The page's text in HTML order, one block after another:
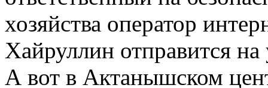
хозяйства оператор
Хайруллин отправится
А вот в Актанышском